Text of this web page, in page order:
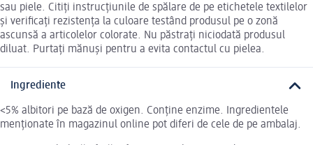
sau piele. Citiți instrucțiunile de spălare de pe etichetele textilelor
și verificați rezistența la culoare testând produsul pe o zonă
ascunsă a articolelor colorate. Nu păstrați niciodată produsul
diluat. Purtați mănuși pentru a evita contactul cu pielea.
Ingrediente
<5% albitori pe bază de oxigen. Conține enzime. Ingredientele
menționate în magazinul online pot diferi de cele de pe ambalaj.